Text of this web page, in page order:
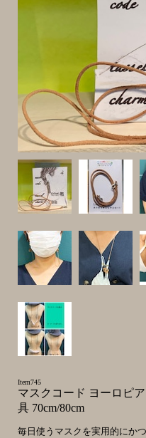
Item745
マスクコード ヨーロピ
具 70cm/80cm
毎日使うマスクを実用的にか